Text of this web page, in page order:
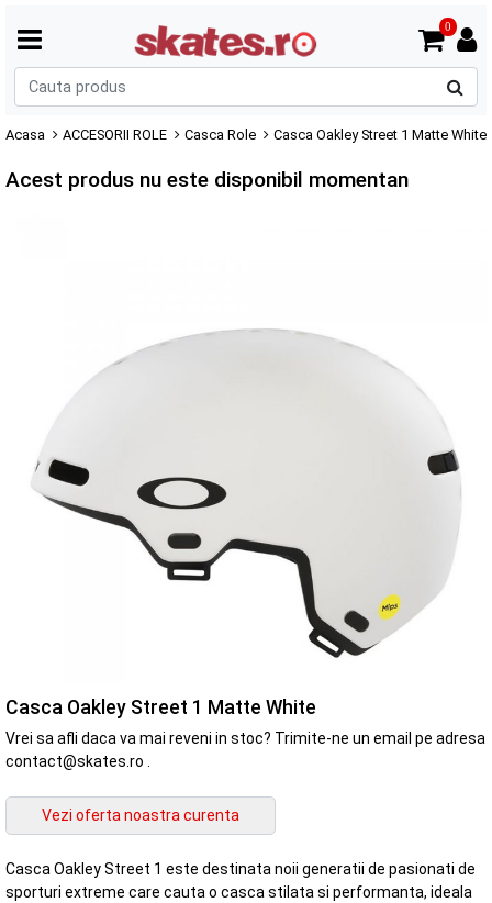
0
Acasa ACCESORII ROLE Casca Role Casca Oakley Street 1 Matte White
Acest produs nu este disponibil momentan
Casca Oakley Street 1 Matte White
Vrei sa afli daca va mai reveni in stoc? Trimite-ne un email pe adresa
contact@skates.ro .
Casca Oakley Street 1 este destinata noii generatii de pasionati de
sporturi extreme care cauta o casca stilata si performanta, ideala